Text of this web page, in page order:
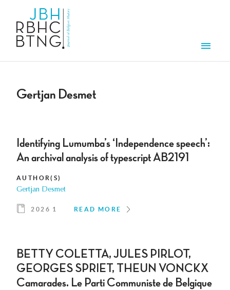
Gertjan Desmet
Identifying Lumumba’s ‘Independence speech’:
An archival analysis of typescript AB2191
AUTHOR(S)
Gertjan Desmet
2026 1 READ MORE
BETTY COLETTA, JULES PIRLOT,
GEORGES SPRIET, THEUN VONCKX
Camarades. Le Parti Communiste de Belgique